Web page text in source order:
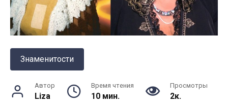
Знаменитости
Автор
Liza
Время чтения
10 мин.
Просмотры
2к.